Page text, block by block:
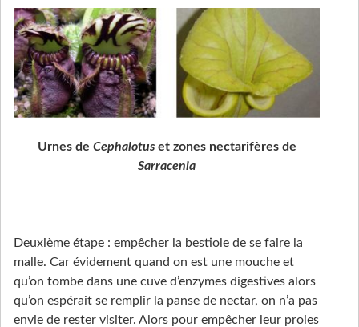
Urnes de Cephalotuset zones nectarifères de
Sarracenia
Deuxième étape : empêcher la bestiole de se faire la
malle. Car évidement quand on est une mouche et
qu’on tombe dans une cuve d’enzymes digestives alors
qu’on espérait se remplir la panse de nectar, on n’a pas
envie de rester visiter. Alors pour empêcher leur proies